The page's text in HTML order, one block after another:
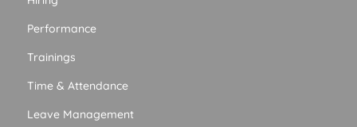
Performance
Trainings
Time & Attendance
Leave Management